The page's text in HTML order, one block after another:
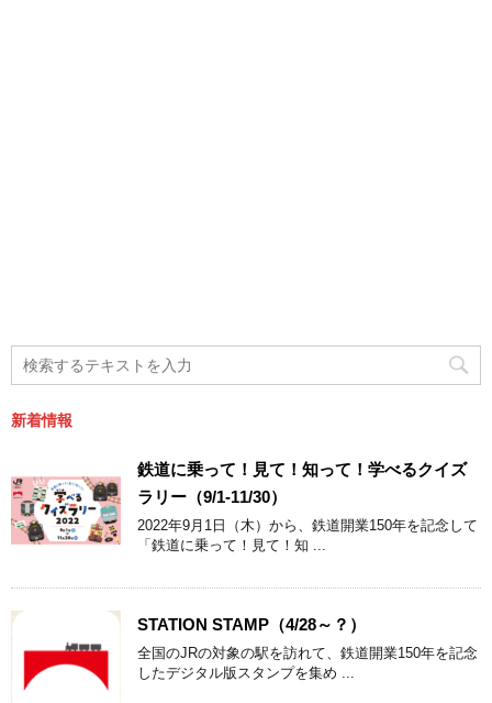
新着情報
鉄道に乗って！見て！知って！学べるクイズ
ラリー（9/1-11/30）
2022年9月1日（木）から、鉄道開業150年を記念して
「鉄道に乗って！見て！知 ...
STATION STAMP（4/28～？）
全国のJRの対象の駅を訪れて、鉄道開業150年を記念
したデジタル版スタンプを集め ...